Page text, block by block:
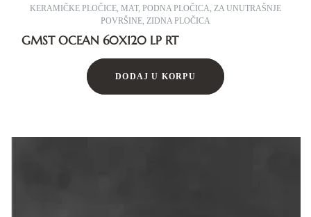
KERAMIČKE PLOČICE, MAT, PODNA PLOČICA, ZA UNUTRAŠNJE
POVRŠINE, ZIDNA PLOČICA
GMST OCEAN 60X120 LP RT
DODAJ U KORPU